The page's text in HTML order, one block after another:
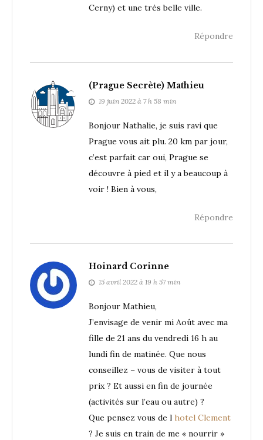
Cerny) et une très belle ville.
Répondre
(Prague Secrète) Mathieu
19 juin 2022 à 7 h 58 min
Bonjour Nathalie, je suis ravi que
Prague vous ait plu. 20 km par jour,
c’est parfait car oui, Prague se
découvre à pied et il y a beaucoup à
voir ! Bien à vous,
Répondre
Hoinard Corinne
15 avril 2022 à 19 h 57 min
Bonjour Mathieu,
J’envisage de venir mi Août avec ma
fille de 21 ans du vendredi 16 h au
lundi fin de matinée. Que nous
conseillez – vous de visiter à tout
prix ? Et aussi en fin de journée
(activités sur l’eau ou autre) ?
Que pensez vous de l hotel Clement
? Je suis en train de me « nourrir »